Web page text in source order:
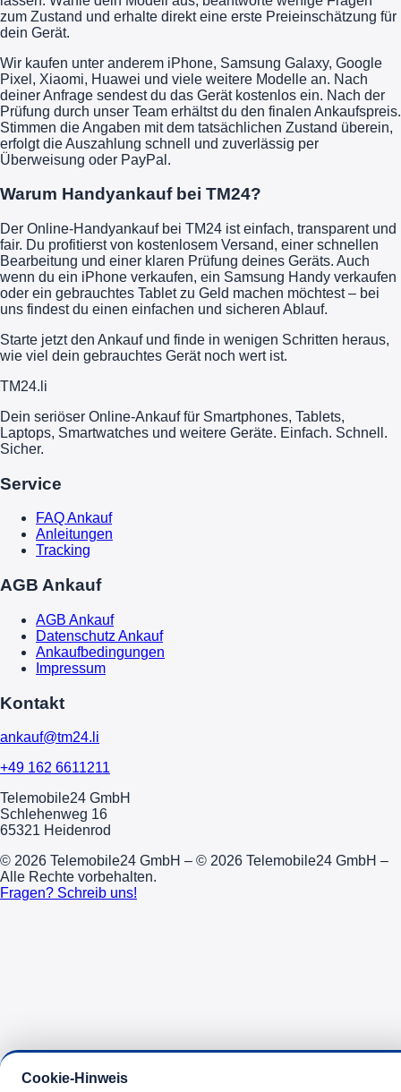
zum Zustand und erhalte direkt eine erste Preieinschätzung für
dein Gerät.
Wir kaufen unter anderem iPhone, Samsung Galaxy, Google
Pixel, Xiaomi, Huawei und viele weitere Modelle an. Nach
deiner Anfrage sendest du das Gerät kostenlos ein. Nach der
Prüfung durch unser Team erhältst du den finalen Ankaufspreis.
Stimmen die Angaben mit dem tatsächlichen Zustand überein,
erfolgt die Auszahlung schnell und zuverlässig per
Überweisung oder PayPal.
Warum Handyankauf bei TM24?
Der Online-Handyankauf bei TM24 ist einfach, transparent und
fair. Du profitierst von kostenlosem Versand, einer schnellen
Bearbeitung und einer klaren Prüfung deines Geräts. Auch
wenn du ein iPhone verkaufen, ein Samsung Handy verkaufen
oder ein gebrauchtes Tablet zu Geld machen möchtest – bei
uns findest du einen einfachen und sicheren Ablauf.
Starte jetzt den Ankauf und finde in wenigen Schritten heraus,
wie viel dein gebrauchtes Gerät noch wert ist.
TM24.li
Dein seriöser Online-Ankauf für Smartphones, Tablets,
Laptops, Smartwatches und weitere Geräte. Einfach. Schnell.
Sicher.
Service
FAQ Ankauf
Anleitungen
Tracking
AGB Ankauf
AGB Ankauf
Datenschutz Ankauf
Ankaufbedingungen
Impressum
Kontakt
ankauf@tm24.li
+49 162 6611211
Telemobile24 GmbH
Schlehenweg 16
65321 Heidenrod
© 2026 Telemobile24 GmbH – © 2026 Telemobile24 GmbH –
Alle Rechte vorbehalten.
Fragen? Schreib uns!
Cookie-Hinweis